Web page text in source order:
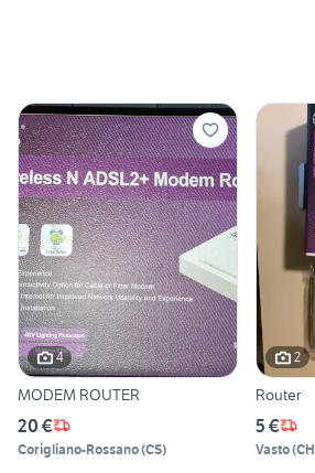
4
MODEM ROUTER
20 €
Corigliano-Rossano(CS)
2
Router
5 €
Vasto(CH